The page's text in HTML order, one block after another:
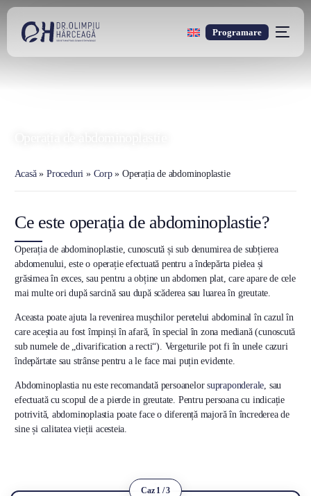
Programare
Acasă»Proceduri » Corp»Operația de abdominoplastie
Ce este operația de abdominoplastie?
Operația de abdominoplastie, cunoscută și sub denumirea de subțierea
abdomenului, este o operație efectuată pentru a îndepărta pielea și
grăsimea în exces, sau pentru a obține un abdomen plat, care apare de cele
mai multe ori după sarcină sau după scăderea sau luarea în greutate.
Aceasta poate ajuta la revenirea mușchilor peretelui abdominal în cazul în
care aceștia au fost împinși în afară, în special în zona mediană (cunoscută
sub numele de „divarification a recti“). Vergeturile pot fi în unele cazuri
îndepărtate sau strânse pentru a le face mai puțin evidente.
Abdominoplastia nu este recomandată persoanelorsupraponderale, sau
efectuată cu scopul de a pierde in greutate. Pentru persoana cu indicație
potrivită, abdominoplastia poate face o diferență majoră în încrederea de
sine și calitatea vieții acesteia.
Caz 1 / 3